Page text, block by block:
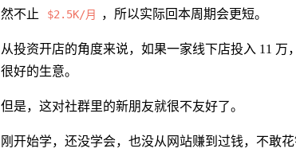
然不止
$2.5K/月 ，所以实际回本周期会更短。
从投资开店的角度来说，如果一家线下店投入 11 万
很好的生意。
但是，这对社群里的新朋友就很不友好了。
刚开始学，还没学会，也没从网站赚到过钱，不敢花